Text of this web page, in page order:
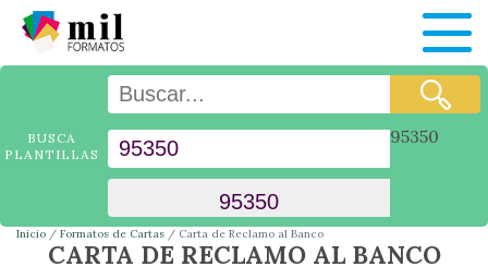
BUSCA
PLANTILLAS
95350
Inicio Formatos de Cartas Carta de Reclamo al Banco
CARTA DE RECLAMO AL BANCO